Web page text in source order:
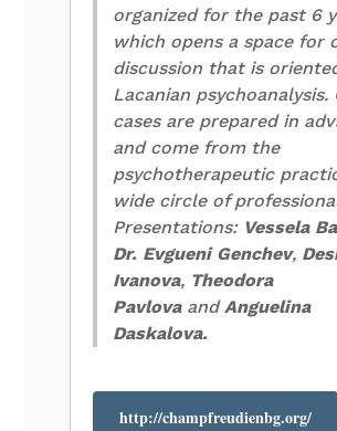
organized for the past 6
which opens a space for
discussion that is
Lacanian psychoanalysis.
cases are prepared in
and come from the
psychotherapeutic
wide circle of
Presentations: Vessela
Dr. Evgueni Genchev,
Ivanova, Theodora
Pavlova andAnguelina
Daskalova.
http://champfreudienbg.org/